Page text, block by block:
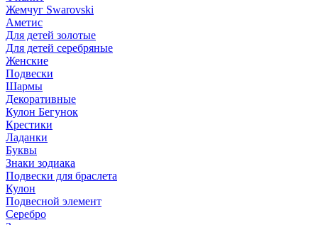
Жемчуг Swarovski
Аметис
Для детей золотые
Для детей серебряные
Женские
Подвески
Шармы
Декоративные
Кулон Бегунок
Крестики
Ладанки
Буквы
Знаки зодиака
Подвески для браслета
Кулон
Подвесной элемент
Серебро